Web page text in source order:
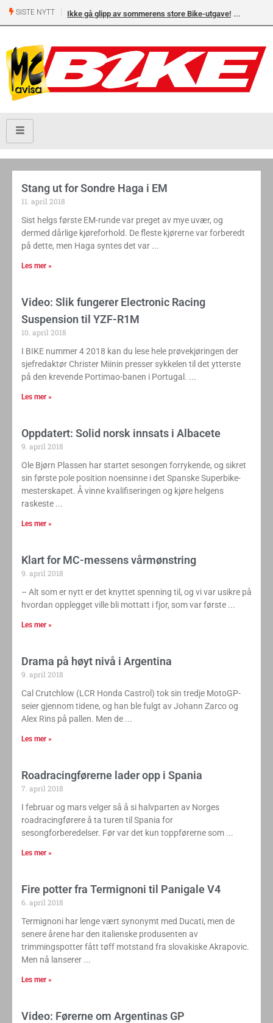
SISTE NYTT Ikke gå glipp av sommerens store Bike-utgave!
Stang ut for Sondre Haga i EM
11. april 2018
Sist helgs første EM-runde var preget av mye uvær, og
dermed dårlige kjøreforhold. De fleste kjørerne var forberedt
på dette, men Haga syntes det var
Les mer »
Video: Slik fungerer Electronic Racing
Suspension til YZF-R1M
10. april 2018
I BIKE nummer 4 2018 kan du lese hele prøvekjøringen der
sjefredaktør Christer Miinin presser sykkelen til det ytterste
på den krevende Portimao-banen i Portugal.
Les mer »
Oppdatert: Solid norsk innsats i Albacete
9. april 2018
Ole Bjørn Plassen har startet sesongen forrykende, og sikret
sin første pole position noensinne i det Spanske Superbike-
mesterskapet. Å vinne kvalifiseringen og kjøre helgens
raskeste
Les mer »
Klart for MC-messens vårmønstring
9. april 2018
– Alt som er nytt er det knyttet spenning til, og vi var usikre på
hvordan opplegget ville bli mottatt i fjor, som var første
Les mer »
Drama på høyt nivå i Argentina
9. april 2018
Cal Crutchlow (LCR Honda Castrol) tok sin tredje MotoGP-
seier gjennom tidene, og han ble fulgt av Johann Zarco og
Alex Rins på pallen. Men de
Les mer »
Roadracingførerne lader opp i Spania
7. april 2018
I februar og mars velger så å si halvparten av Norges
roadracingførere å ta turen til Spania for
sesongforberedelser. Før var det kun toppførerne som
Les mer »
Fire potter fra Termignoni til Panigale V4
6. april 2018
Termignoni har lenge vært synonymt med Ducati, men de
senere årene har den italienske produsenten av
trimmingspotter fått tøff motstand fra slovakiske Akrapovic.
Men nå lanserer
Les mer »
Video: Førerne om Argentinas GP